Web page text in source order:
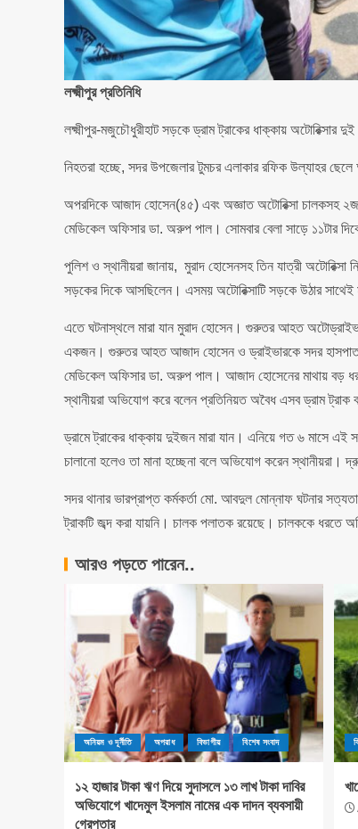
লক্ষ্মীপুর প্রতিনিধি
লক্ষ্মীপুর-মজুচৌধুরীহাট সড়কে ড্রাম ট্রাকের ধাক্কায়
নিহতরা হচ্ছে, সদর উপজেলার টুমচর এলাকার রফিক উল্যাহর
অপরদিকে আজাদ হোসেন(৪৫) এবং অজ্ঞাত অটোরিক্সা চালকসহ
মেডিকেল অফিসার ডা. অরুপ পাল। সোমবার বেলা সাড়ে ১১টার
পুলিশ ও স্থানীয়রা জানায়, মুরাদ হোসেনসহ তিন যাত্রী
সড়কের দিকে আসছিলেন। এসময় অটোরিক্সাটি সড়কে উঠার সাথেই
এতে ঘটনাস্থলে মারা যান মুরাদ হোসেন। গুরুতর আহত
একজন। গুরুতর আহত আজাদ হোসেন ও ড্রাইভারকে সদর
মেডিকেল অফিসার ডা. অরুপ পাল। আজাদ হোসেনের মাথায় বড়
স্থানীয়রা অভিযোগ করে বলেন প্রতিনিয়ত অবৈধ এসব ড্রাম
ড্রামে ট্রাকের ধাক্কায় দুইজন মারা যান। এনিয়ে গত ৬ মাসে এই
চালানো হলেও তা মানা হচ্ছেনা বলে অভিযোগ করেন স্থানীয়রা।
সদর থানার ভারপ্রাপ্ত কর্মকর্তা মো. আবদুল মোন্নাফ ঘটনার
ট্রাকটি জব্দ করা যায়নি। চালক পলাতক রয়েছে। চালককে ধরতে
আরও পড়তে পারেন..
অনিয়ম ও দূর্নীতি অপরাধ বিভাগীয় বিশেষ সংবাদ
১২ হাজার টাকা ঋণ দিয়ে সুদাসলে ১৩ লাখ টাকা দাবির
অভিযোগে খাদেমুল ইসলাম নামের এক দাদন ব্যবসায়ী
গ্রেপ্তার